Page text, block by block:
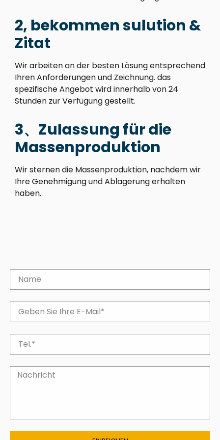
2, bekommen sulution &
Zitat
Wir arbeiten an der besten Lösung entsprechend
Ihren Anforderungen und Zeichnung. das
spezifische Angebot wird innerhalb von 24
Stunden zur Verfügung gestellt.
3、Zulassung für die
Massenproduktion
Wir sternen die Massenproduktion, nachdem wir
Ihre Genehmigung und Ablagerung erhalten
haben.